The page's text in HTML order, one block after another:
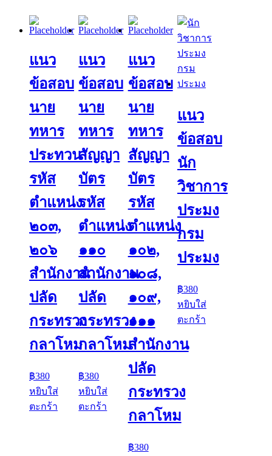
แนว
ข้อสอบ
นาย
ทหาร
ประทวน
รหัส
ตำแหน่ง
๒๐๓,
๒๐๖
สำนักงาน
ปลัด
กระทรวง
กลาโหม
฿380
หยิบใส่
ตะกร้า
แนว
ข้อสอบ
นาย
ทหาร
สัญญา
บัตร
รหัส
ตำแหน่ง
๑๑๐
สำนักงาน
ปลัด
กระทรวง
กลาโหม
฿380
หยิบใส่
ตะกร้า
แนว
ข้อสอบ
นาย
ทหาร
สัญญา
บัตร
รหัส
ตำแหน่ง
๑๐๒,
๑๐๘,
๑๐๙,
๑๑๑
สำนักงาน
ปลัด
กระทรวง
กลาโหม
฿380
แนว
ข้อสอบ
นัก
วิชาการ
ประมง
กรม
ประมง
฿380
หยิบใส่
ตะกร้า